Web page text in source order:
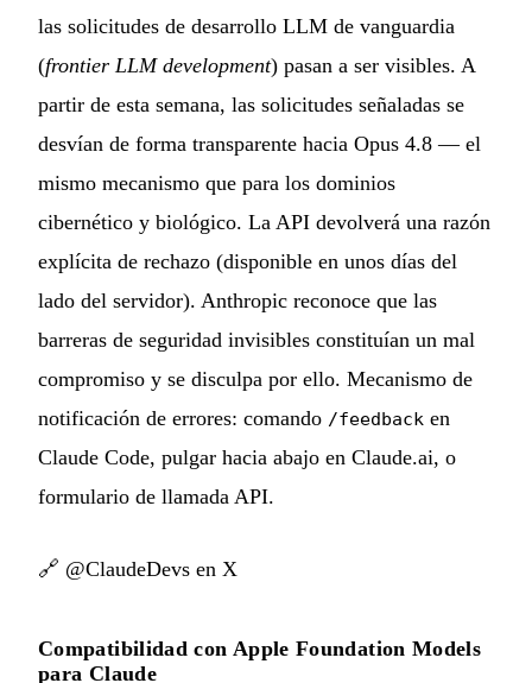
las solicitudes de desarrollo LLM de vanguardia
(frontier LLM development) pasan a ser visibles. A
partir de esta semana, las solicitudes señaladas se
desvían de forma transparente hacia Opus 4.8 — el
mismo mecanismo que para los dominios
cibernético y biológico. La API devolverá una razón
explícita de rechazo (disponible en unos días del
lado del servidor). Anthropic reconoce que las
barreras de seguridad invisibles constituían un mal
compromiso y se disculpa por ello. Mecanismo de
notificación de errores: comando /feedback en
Claude Code, pulgar hacia abajo en Claude.ai, o
formulario de llamada API.
🔗 @ClaudeDevs en X
Compatibilidad con Apple Foundation Models
para Claude